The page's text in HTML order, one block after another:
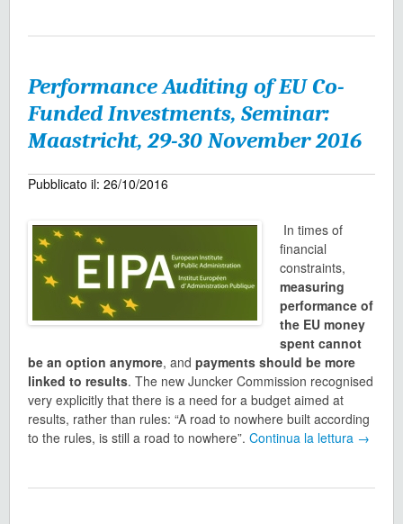
Performance Auditing of EU Co-
Funded Investments, Seminar:
Maastricht, 29-30 November 2016
Pubblicato il: 26/10/2016
In times of
financial
constraints,
measuring
performance of
the EU money
spent cannot
be an option anymore, andpayments should be more
linked to results. The new Juncker Commission recognised
very explicitly that there is a need for a budget aimed at
results, rather than rules: “A road to nowhere built according
to the rules, is still a road to nowhere”.Continua la lettura →